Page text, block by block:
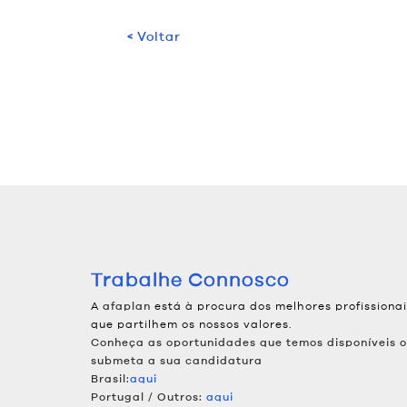
< Voltar
Trabalhe Connosco
A afaplan está à procura dos melhores
que partilhem os nossos valores.
Conheça as oportunidades que temos disponíveis
submeta a sua candidatura
Brasil:aqui
Portugal / Outros: aqui